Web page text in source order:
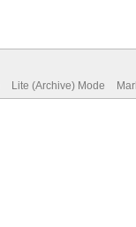
Lite (Archive) Mode